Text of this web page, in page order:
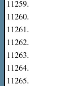
11259.
11260.
11261.
11262.
11263.
11264.
11265.